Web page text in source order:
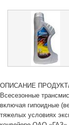
ОПИСАНИЕ
Всесезонные
включая гипоидные
тяжелых условиях